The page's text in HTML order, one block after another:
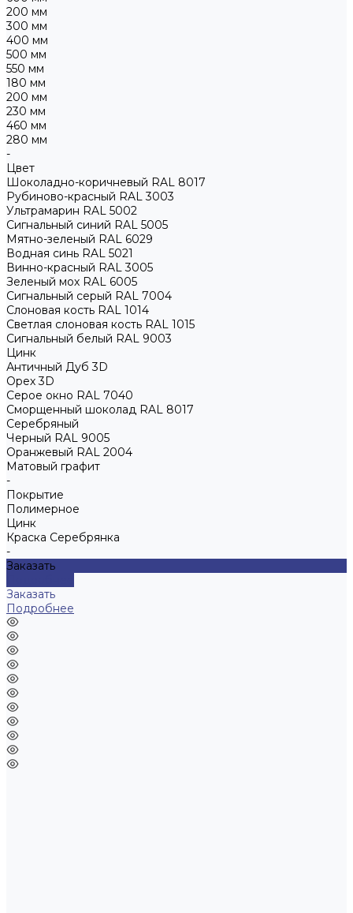
200 мм
300 мм
400 мм
500 мм
550 мм
180 мм
200 мм
230 мм
460 мм
280 мм
-
Цвет
Шоколадно-коричневый RAL 8017
Рубиново-красный RAL 3003
Ультрамарин RAL 5002
Сигнальный синий RAL 5005
Мятно-зеленый RAL 6029
Водная синь RAL 5021
Винно-красный RAL 3005
Зеленый мох RAL 6005
Сигнальный серый RAL 7004
Слоновая кость RAL 1014
Светлая слоновая кость RAL 1015
Сигнальный белый RAL 9003
Цинк
Античный Дуб 3D
Орех 3D
Серое окно RAL 7040
Сморщенный шоколад RAL 8017
Серебряный
Черный RAL 9005
Оранжевый RAL 2004
Матовый графит
-
Покрытие
Полимерное
Цинк
Краска Серебрянка
-
Заказать
Заказать
Подробнее